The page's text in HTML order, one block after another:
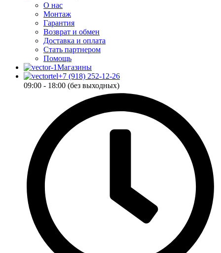
О нас
Монтаж
Гарантия
Возврат и обмен
Доставка и оплата
Стать партнером
Помощь
Магазины
+7 (918) 252-12-26
09:00 - 18:00 (без выходных)